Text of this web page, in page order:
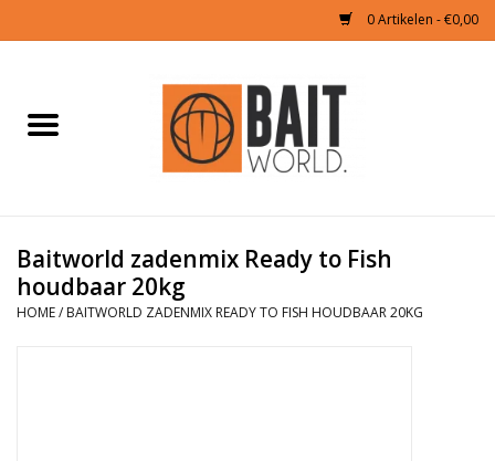
0 Artikelen - €0,00
Boilies & Additieven
Baitworld zadenmix Ready to Fish
houdbaar 20kg
HOME/ BAITWORLD ZADENMIX READY TO FISH HOUDBAAR 20KG